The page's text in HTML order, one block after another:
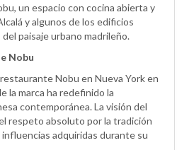
un espacio con cocina abierta y
y algunos de los edificios
paisaje urbano madrileño.
Nobu
Nobu en Nueva York en
la marca ha redefinido la
contemporánea. La visión del
respeto absoluto por la tradición
adquiridas durante su